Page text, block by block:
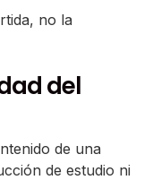
no la
del
de una
de estudio ni